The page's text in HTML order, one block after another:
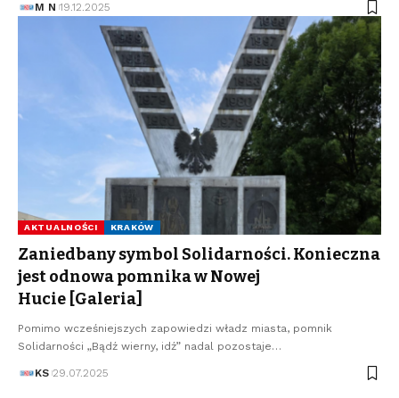
M N 19.12.2025
AKTUALNOŚCI KRAKÓW
Zaniedbany symbol Solidarności. Konieczna
jest odnowa pomnika w Nowej
Hucie [Galeria]
Pomimo wcześniejszych zapowiedzi władz miasta, pomnik
Solidarności „Bądź wierny, idź” nadal pozostaje…
KS 29.07.2025